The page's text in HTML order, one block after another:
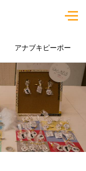
アナブキピーポー